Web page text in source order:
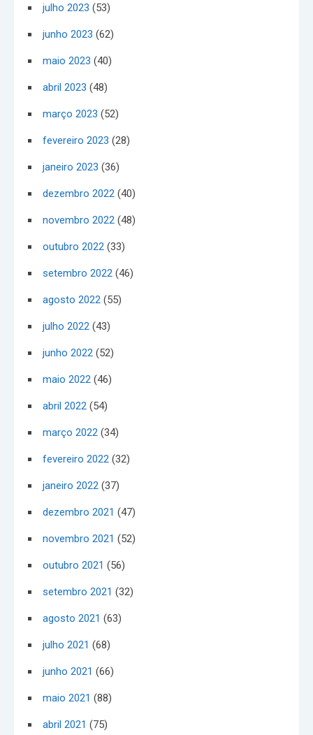
julho 2023 (53)
junho 2023 (62)
maio 2023 (40)
abril 2023 (48)
março 2023 (52)
fevereiro 2023 (28)
janeiro 2023 (36)
dezembro 2022 (40)
novembro 2022 (48)
outubro 2022 (33)
setembro 2022 (46)
agosto 2022 (55)
julho 2022 (43)
junho 2022 (52)
maio 2022 (46)
abril 2022 (54)
março 2022 (34)
fevereiro 2022 (32)
janeiro 2022 (37)
dezembro 2021 (47)
novembro 2021 (52)
outubro 2021 (56)
setembro 2021 (32)
agosto 2021 (63)
julho 2021 (68)
junho 2021 (66)
maio 2021 (88)
abril 2021 (75)